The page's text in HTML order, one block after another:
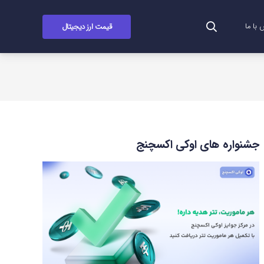
با ما قیمت ارز دیجیتال
جشنواره های اوکی اکسچنج